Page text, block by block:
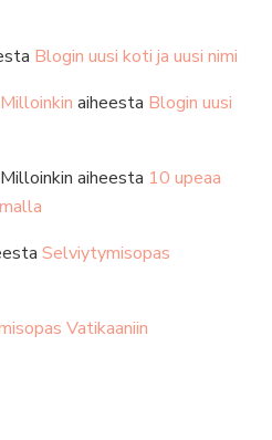
Blogin uusi koti ja uusi nimi
aiheesta Blogin uusi
aiheesta 10 upeaa
Selviytymisopas
Vatikaaniin